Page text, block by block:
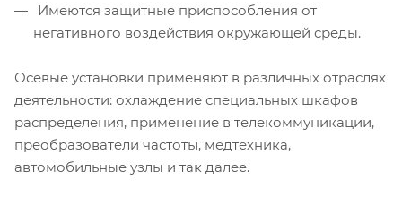
Имеются защитные приспособления от
негативного воздействия окружающей среды.
Осевые установки применяют в различных отраслях
деятельности: охлаждение специальных шкафов
распределения, применение в телекоммуникации,
преобразователи частоты, медтехника,
автомобильные узлы и так далее.